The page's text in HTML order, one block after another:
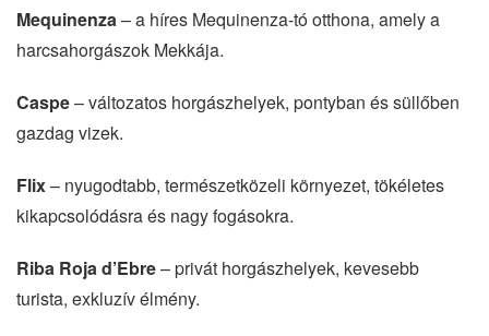
Mequinenza– a híres Mequinenza-tó otthona, amely a
harcsahorgászok Mekkája.
Caspe– változatos horgászhelyek, pontyban és süllőben
gazdag vizek.
Flix– nyugodtabb, természetközeli környezet, tökéletes
kikapcsolódásra és nagy fogásokra.
Riba Roja d’Ebre– privát horgászhelyek, kevesebb
turista, exkluzív élmény.